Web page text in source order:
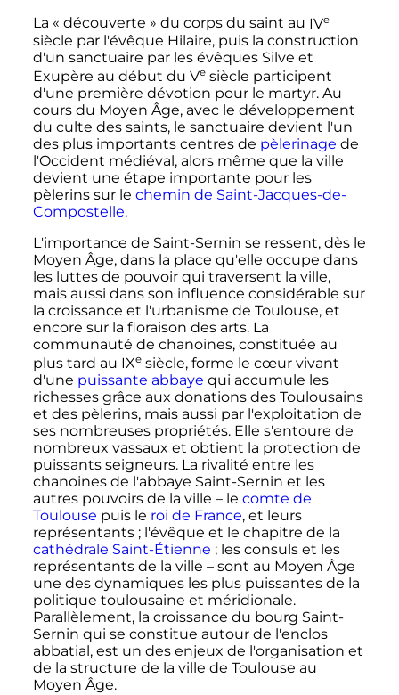
La « découverte » du corps du saint au IVe
siècle par l'évêque Hilaire, puis la construction
d'un sanctuaire par les évêques Silve et
Exupère au début du Ve siècle participent
d'une première dévotion pour le martyr. Au
cours du Moyen Âge, avec le développement
du culte des saints, le sanctuaire devient l'un
des plus importants centres de pèlerinage de
l'Occident médiéval, alors même que la ville
devient une étape importante pour les
pèlerins sur le chemin de Saint-Jacques-de-
Compostelle.
L'importance de Saint-Sernin se ressent, dès le
Moyen Âge, dans la place qu'elle occupe dans
les luttes de pouvoir qui traversent la ville,
mais aussi dans son influence considérable sur
la croissance et l'urbanisme de Toulouse, et
encore sur la floraison des arts. La
communauté de chanoines, constituée au
plus tard au IXe siècle, forme le cœur vivant
d'une puissante abbaye qui accumule les
richesses grâce aux donations des Toulousains
et des pèlerins, mais aussi par l'exploitation de
ses nombreuses propriétés. Elle s'entoure de
nombreux vassaux et obtient la protection de
puissants seigneurs. La rivalité entre les
chanoines de l'abbaye Saint-Sernin et les
autres pouvoirs de la ville – le comte de
Toulouse puis le roi de France, et leurs
représentants ; l'évêque et le chapitre de la
cathédrale Saint-Étienne ; les consuls et les
représentants de la ville – sont au Moyen Âge
une des dynamiques les plus puissantes de la
politique toulousaine et méridionale.
Parallèlement, la croissance du bourg Saint-
Sernin qui se constitue autour de l'enclos
abbatial, est un des enjeux de l'organisation et
de la structure de la ville de Toulouse au
Moyen Âge.